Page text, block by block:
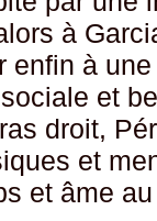
à
enfin à
et
droit,
et
et âme